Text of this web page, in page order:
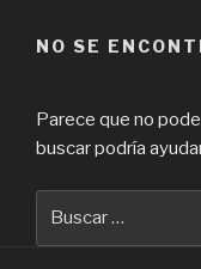
NO SE
Parece que no
buscar podría